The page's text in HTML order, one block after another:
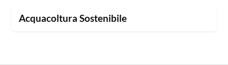
Acquacoltura Sostenibile